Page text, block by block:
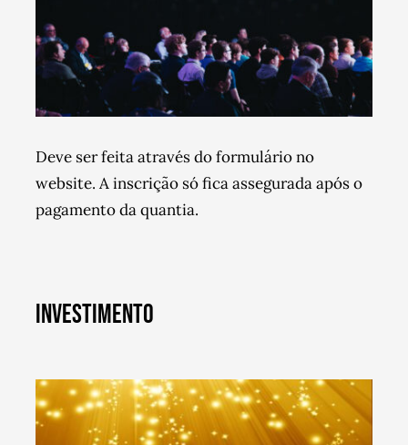
Deve ser feita através do formulário no
website. A inscrição só fica assegurada após o
pagamento da quantia.
INVESTIMENTO